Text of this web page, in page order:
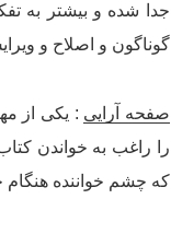
جدا شده و بیشتر به
گوناگون و اصلاح و
صفحه آرایی : یکی از
را راغب به خواندن
که چشم خواننده هنگام